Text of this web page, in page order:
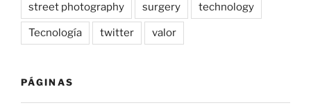
street photography surgery technology
Tecnología twitter valor
PÁGINAS